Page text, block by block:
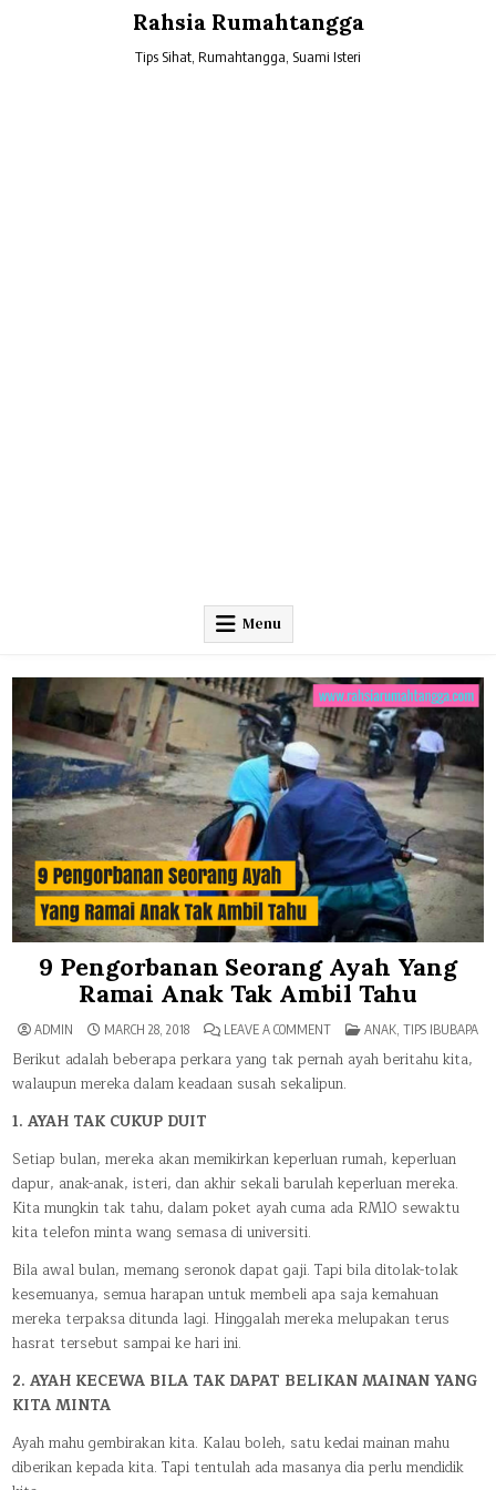
Rahsia Rumahtangga
Tips Sihat, Rumahtangga, Suami Isteri
Menu
9 Pengorbanan Seorang Ayah Yang
Ramai Anak Tak Ambil Tahu
ADMIN MARCH 28, 2018 LEAVE A COMMENTON
PENGORBANAN
SEORANG
AYAH
TAHU
POSTED
ANAK, TIPS IBUBAPA
Berikut adalah beberapa perkara yang tak pernah ayah beritahu kita,
walaupun mereka dalam keadaan susah sekalipun.
1. AYAH TAK CUKUP DUIT
Setiap bulan, mereka akan memikirkan keperluan rumah, keperluan
dapur, anak-anak, isteri, dan akhir sekali barulah keperluan mereka.
Kita mungkin tak tahu, dalam poket ayah cuma ada RM10 sewaktu
kita telefon minta wang semasa di universiti.
Bila awal bulan, memang seronok dapat gaji. Tapi bila ditolak-tolak
kesemuanya, semua harapan untuk membeli apa saja kemahuan
mereka terpaksa ditunda lagi. Hinggalah mereka melupakan terus
hasrat tersebut sampai ke hari ini.
2. AYAH KECEWA BILA TAK DAPAT BELIKAN MAINAN YANG
KITA MINTA
Ayah mahu gembirakan kita. Kalau boleh, satu kedai mainan mahu
diberikan kepada kita. Tapi tentulah ada masanya dia perlu mendidik